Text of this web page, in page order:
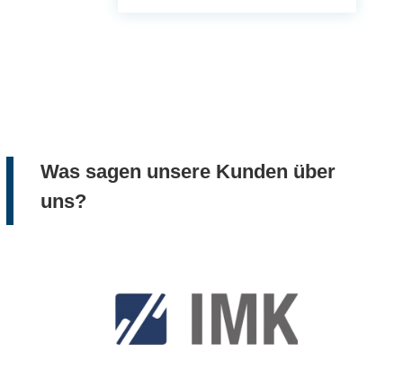
Was sagen unsere Kunden über
uns?